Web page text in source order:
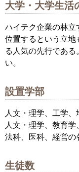
大学・大学生活
ハイテク企業の林立
位置するという立地
る人気の先行であ
い。
設置学部
人文・理学、工学
人文・理学、教育学
法科、医科、経営の
生徒数